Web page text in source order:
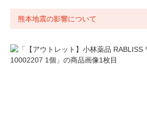
熊本地震の影響について